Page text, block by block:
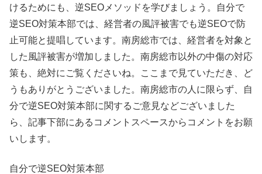
けるためにも、逆SEOメソッドを学びましょう。自分で
逆SEO対策本部では、経営者の風評被害でも逆SEOで防
止可能と提唱しています。南房総市では、経営者を対象と
した風評被害が増加しました。南房総市以外の中傷の対応
策も、絶対にご覧くださいね。ここまで見ていただき、ど
うもありがとうございました。南房総市の人に限らず、自
分で逆SEO対策本部に関するご意見などございました
ら、記事下部にあるコメントスペースからコメントをお願
いします。
自分で逆SEO対策本部